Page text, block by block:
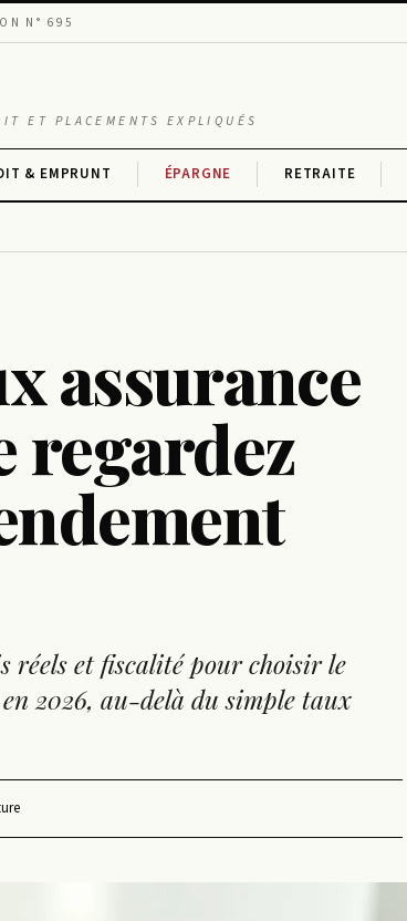
N° 695
ET PLACEMENTS EXPLIQUÉS
& EMPRUNT ÉPARGNE RETRAITE
assurance
regardez
réels et fiscalité pour choisir le
2026, au-delà du simple taux